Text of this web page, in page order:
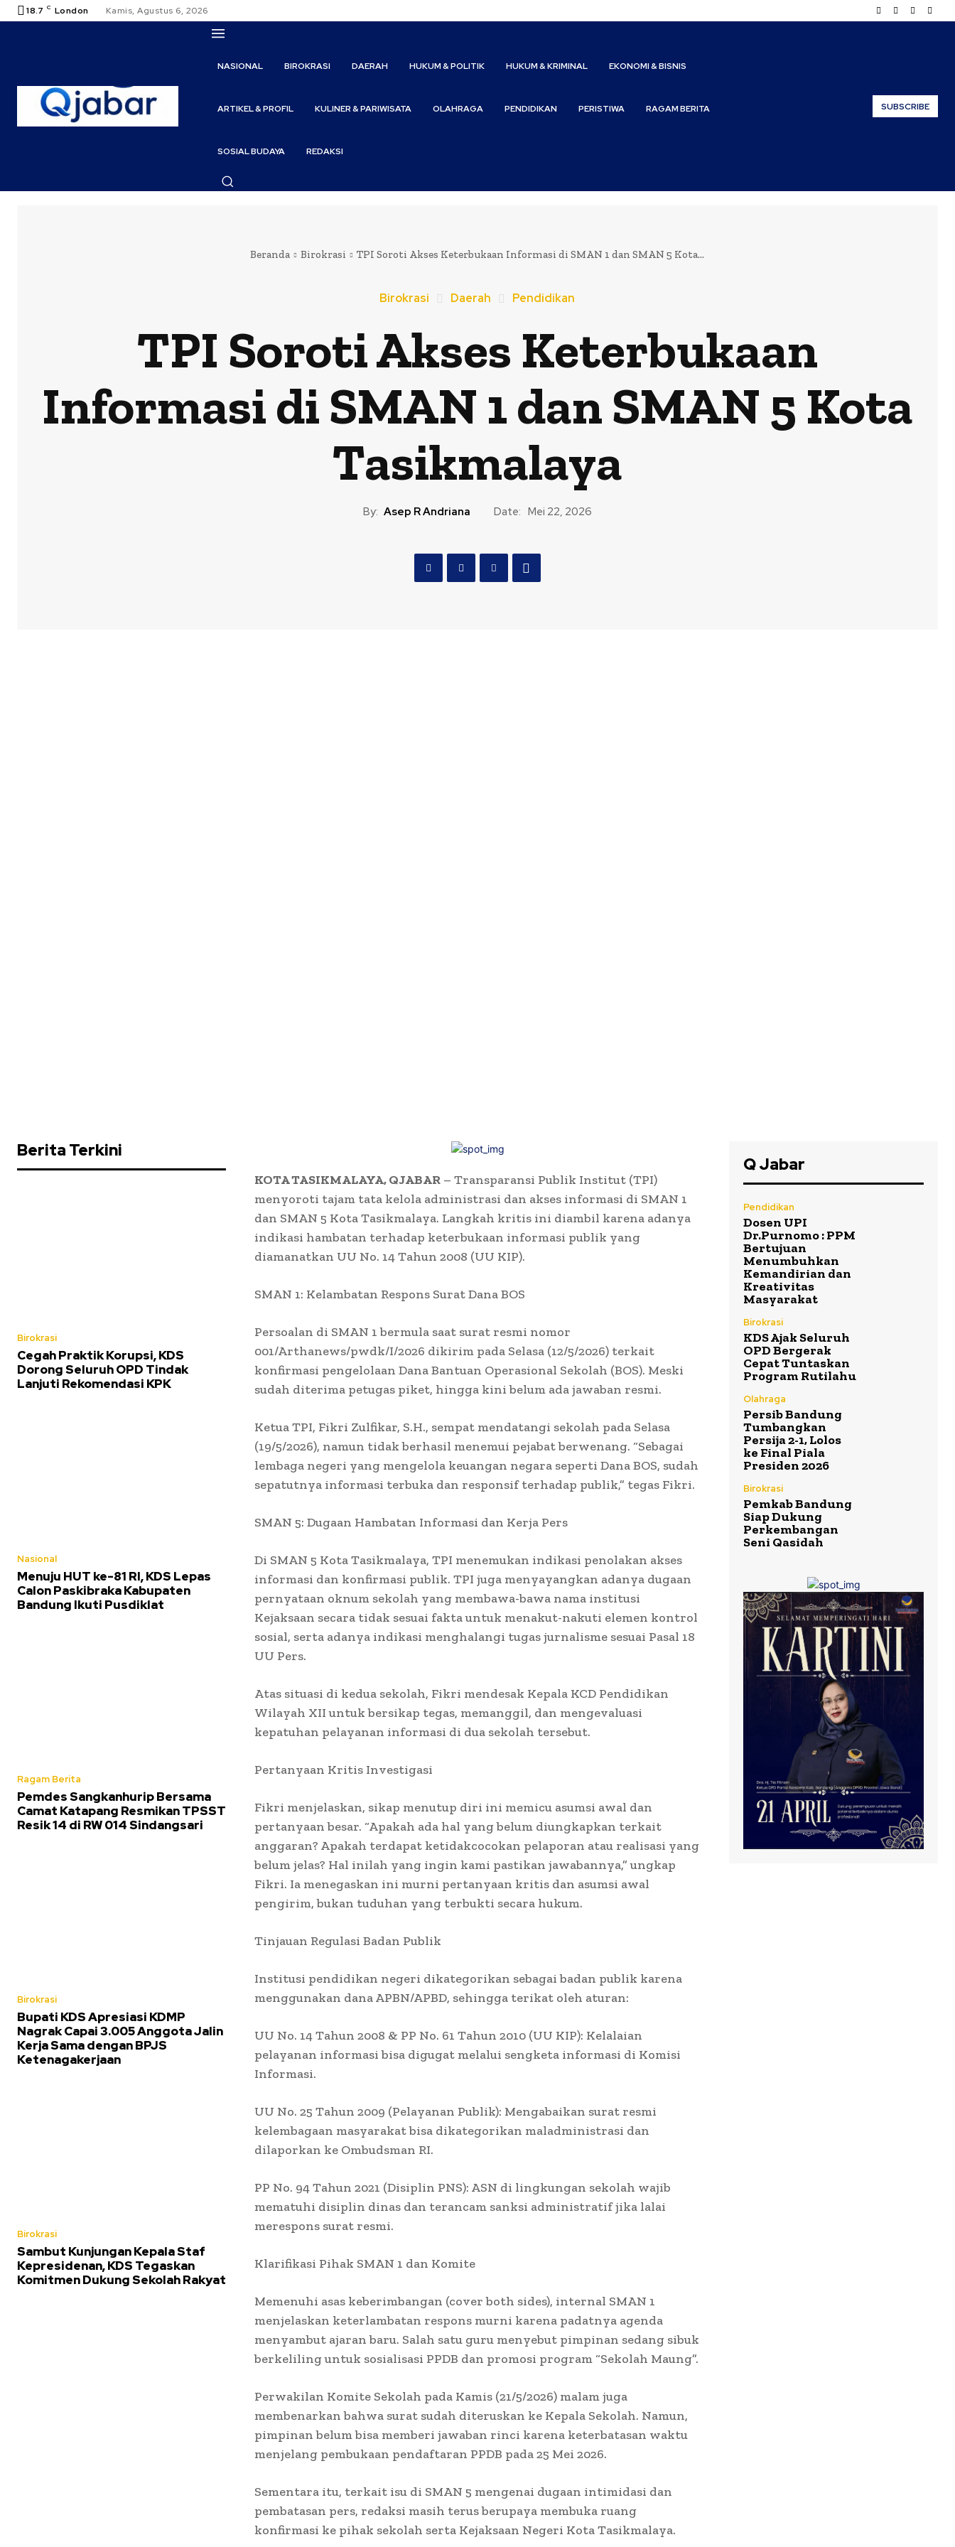
18.7 C London Kamis, Agustus 6, 2026
NASIONAL BIROKRASI DAERAH HUKUM & POLITIK HUKUM & KRIMINAL EKONOMI & BISNIS
ARTIKEL & PROFIL KULINER & PARIWISATA OLAHRAGA PENDIDIKAN PERISTIWA RAGAM BERITA
SOSIAL BUDAYA REDAKSI
SUBSCRIBE
Beranda Birokrasi TPI Soroti Akses Keterbukaan Informasi di SMAN 1 dan SMAN 5 Kota...
Birokrasi Daerah Pendidikan
TPI Soroti Akses Keterbukaan
Informasi di SMAN 1 dan SMAN 5 Kota
Tasikmalaya
By: Asep R Andriana Date: Mei 22, 2026
Berita Terkini
Birokrasi
Cegah Praktik Korupsi, KDS
Dorong Seluruh OPD Tindak
Lanjuti Rekomendasi KPK
Nasional
Menuju HUT ke-81 RI, KDS Lepas
Calon Paskibraka Kabupaten
Bandung Ikuti Pusdiklat
Ragam Berita
Pemdes Sangkanhurip Bersama
Camat Katapang Resmikan TPSST
Resik 14 di RW 014 Sindangsari
Birokrasi
Bupati KDS Apresiasi KDMP
Nagrak Capai 3.005 Anggota Jalin
Kerja Sama dengan BPJS
Ketenagakerjaan
Birokrasi
Sambut Kunjungan Kepala Staf
Kepresidenan, KDS Tegaskan
Komitmen Dukung Sekolah Rakyat
KOTA TASIKMALAYA, QJABAR – Transparansi Publik Institut (TPI)
menyoroti tajam tata kelola administrasi dan akses informasi di SMAN 1
dan SMAN 5 Kota Tasikmalaya. Langkah kritis ini diambil karena adanya
indikasi hambatan terhadap keterbukaan informasi publik yang
diamanatkan UU No. 14 Tahun 2008 (UU KIP).
SMAN 1: Kelambatan Respons Surat Dana BOS
Persoalan di SMAN 1 bermula saat surat resmi nomor
001/Arthanews/pwdk/I/2026 dikirim pada Selasa (12/5/2026) terkait
konfirmasi pengelolaan Dana Bantuan Operasional Sekolah (BOS). Meski
sudah diterima petugas piket, hingga kini belum ada jawaban resmi.
Ketua TPI, Fikri Zulfikar, S.H., sempat mendatangi sekolah pada Selasa
(19/5/2026), namun tidak berhasil menemui pejabat berwenang. “Sebagai
lembaga negeri yang mengelola keuangan negara seperti Dana BOS, sudah
sepatutnya informasi terbuka dan responsif terhadap publik,” tegas Fikri.
SMAN 5: Dugaan Hambatan Informasi dan Kerja Pers
Di SMAN 5 Kota Tasikmalaya, TPI menemukan indikasi penolakan akses
informasi dan konfirmasi publik. TPI juga menyayangkan adanya dugaan
pernyataan oknum sekolah yang membawa-bawa nama institusi
Kejaksaan secara tidak sesuai fakta untuk menakut-nakuti elemen kontrol
sosial, serta adanya indikasi menghalangi tugas jurnalisme sesuai Pasal 18
UU Pers.
Atas situasi di kedua sekolah, Fikri mendesak Kepala KCD Pendidikan
Wilayah XII untuk bersikap tegas, memanggil, dan mengevaluasi
kepatuhan pelayanan informasi di dua sekolah tersebut.
Pertanyaan Kritis Investigasi
Fikri menjelaskan, sikap menutup diri ini memicu asumsi awal dan
pertanyaan besar. “Apakah ada hal yang belum diungkapkan terkait
anggaran? Apakah terdapat ketidakcocokan pelaporan atau realisasi yang
belum jelas? Hal inilah yang ingin kami pastikan jawabannya,” ungkap
Fikri. Ia menegaskan ini murni pertanyaan kritis dan asumsi awal
pengirim, bukan tuduhan yang terbukti secara hukum.
Tinjauan Regulasi Badan Publik
Institusi pendidikan negeri dikategorikan sebagai badan publik karena
menggunakan dana APBN/APBD, sehingga terikat oleh aturan:
UU No. 14 Tahun 2008 & PP No. 61 Tahun 2010 (UU KIP): Kelalaian
pelayanan informasi bisa digugat melalui sengketa informasi di Komisi
Informasi.
UU No. 25 Tahun 2009 (Pelayanan Publik): Mengabaikan surat resmi
kelembagaan masyarakat bisa dikategorikan maladministrasi dan
dilaporkan ke Ombudsman RI.
PP No. 94 Tahun 2021 (Disiplin PNS): ASN di lingkungan sekolah wajib
mematuhi disiplin dinas dan terancam sanksi administratif jika lalai
merespons surat resmi.
Klarifikasi Pihak SMAN 1 dan Komite
Memenuhi asas keberimbangan (cover both sides), internal SMAN 1
menjelaskan keterlambatan respons murni karena padatnya agenda
menyambut ajaran baru. Salah satu guru menyebut pimpinan sedang sibuk
berkeliling untuk sosialisasi PPDB dan promosi program “Sekolah Maung”.
Perwakilan Komite Sekolah pada Kamis (21/5/2026) malam juga
membenarkan bahwa surat sudah diteruskan ke Kepala Sekolah. Namun,
pimpinan belum bisa memberi jawaban rinci karena keterbatasan waktu
menjelang pembukaan pendaftaran PPDB pada 25 Mei 2026.
Sementara itu, terkait isu di SMAN 5 mengenai dugaan intimidasi dan
pembatasan pers, redaksi masih terus berupaya membuka ruang
konfirmasi ke pihak sekolah serta Kejaksaan Negeri Kota Tasikmalaya.
Q Jabar
Pendidikan
Dosen UPI
Dr.Purnomo : PPM
Bertujuan
Menumbuhkan
Kemandirian dan
Kreativitas
Masyarakat
Birokrasi
KDS Ajak Seluruh
OPD Bergerak
Cepat Tuntaskan
Program Rutilahu
Olahraga
Persib Bandung
Tumbangkan
Persija 2-1, Lolos
ke Final Piala
Presiden 2026
Birokrasi
Pemkab Bandung
Siap Dukung
Perkembangan
Seni Qasidah